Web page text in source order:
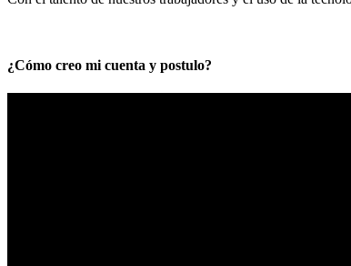
¿Cómo creo mi cuenta y postulo?